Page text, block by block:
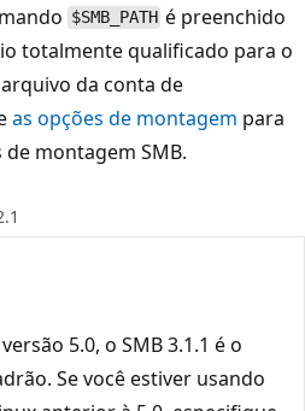
$SMB_PATH é preenchido
totalmente qualificado para o
da conta de
as opções de montagem para
montagem SMB.
5.0, o SMB 3.1.1 é o
Se você estiver usando